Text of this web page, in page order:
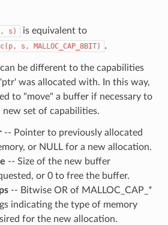
s) is equivalent to
s, MALLOC_CAP_8BIT) .
be different to the capabilities
was allocated with. In this way,
to "move" a buffer if necessary to
new set of capabilities.
-- Pointer to previously allocated
or NULL for a new allocation.
-- Size of the new buffer
or 0 to free the buffer.
-- Bitwise OR of MALLOC_CAP_*
indicating the type of memory
for the new allocation.